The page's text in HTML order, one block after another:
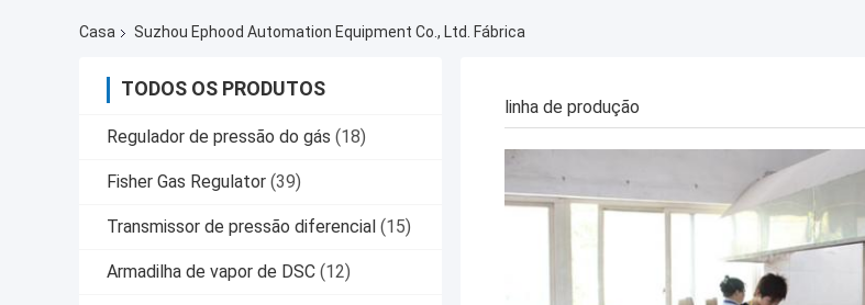
Casa Suzhou Ephood Automation Equipment Co., Ltd. Fábrica
TODOS OS PRODUTOS
Regulador de pressão do gás (18)
Fisher Gas Regulator (39)
Transmissor de pressão diferencial (15)
Armadilha de vapor de DSC (12)
linha de produção